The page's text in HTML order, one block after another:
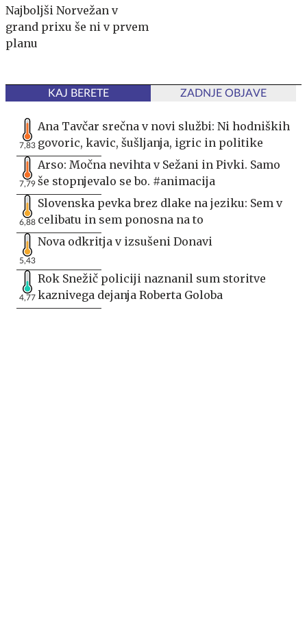
Najboljši Norvežan v
grand prixu še ni v prvem
planu
KAJ BERETE ZADNJE OBJAVE
7,83
Ana Tavčar srečna v novi službi: Ni hodniških
govoric, kavic, šušljanja, igric in politike
7,79
Arso: Močna nevihta v Sežani in Pivki. Samo
še stopnjevalo se bo. #animacija
6,88
Slovenska pevka brez dlake na jeziku: Sem v
celibatu in sem ponosna na to
5,43
Nova odkritja v izsušeni Donavi
4,77
Rok Snežič policiji naznanil sum storitve
kaznivega dejanja Roberta Goloba